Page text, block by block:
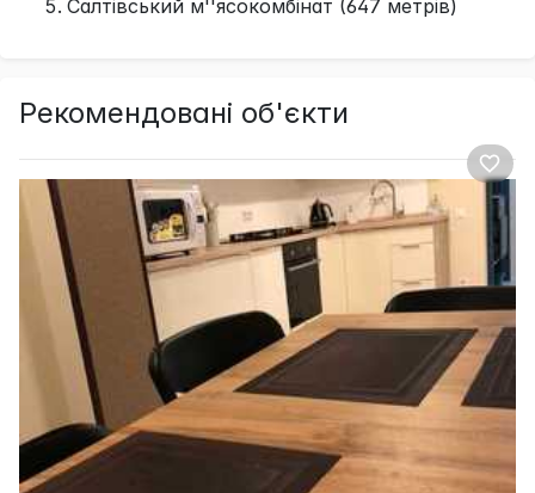
Салтівський м''ясокомбінат (647 метрів)
Рекомендовані об'єкти